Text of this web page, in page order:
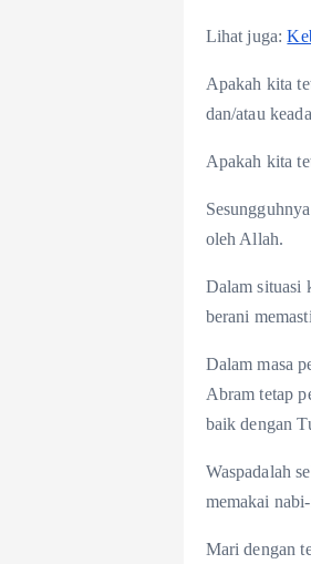
Lihat juga:
Apakah kita
dan/atau
Apakah kita
oleh Allah.
Dalam situasi
berani
Dalam masa
Abram tetap
baik dengan
Waspadalah
memakai
Mari dengan